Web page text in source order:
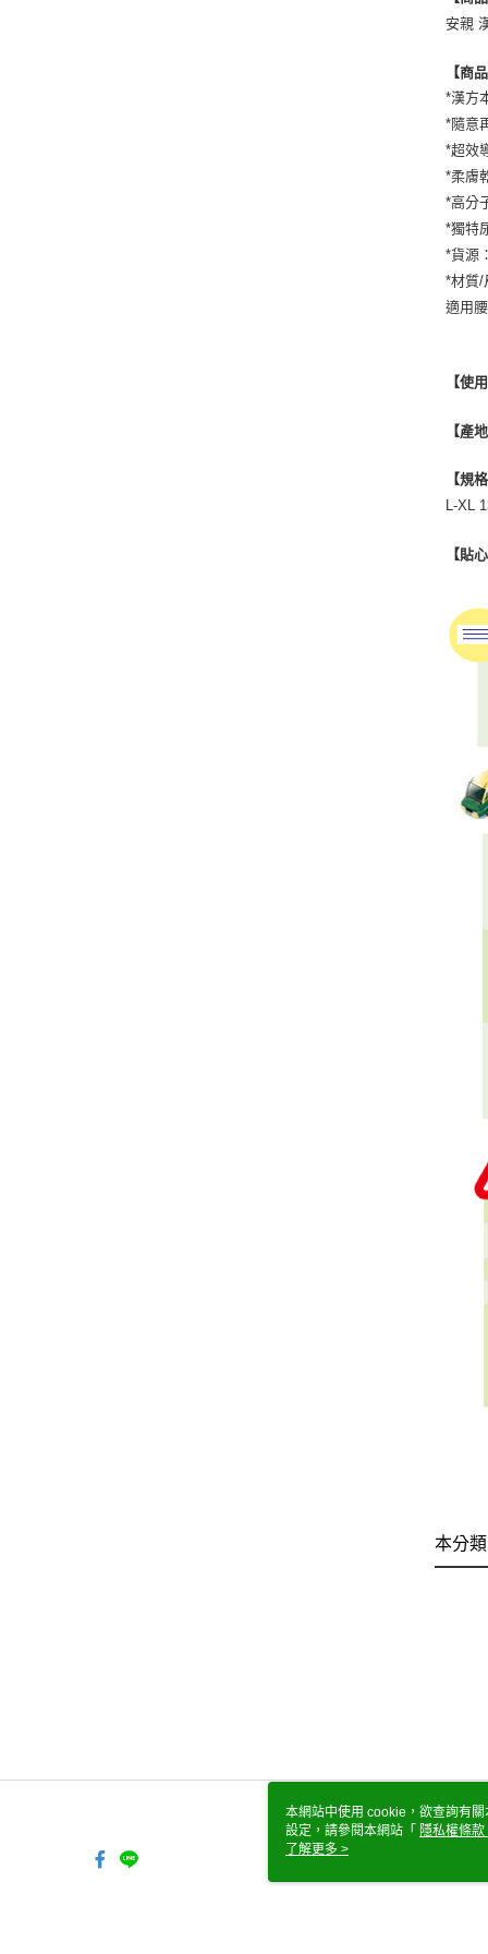
安親
【商
*漢方
*隨意
*超效
*柔膚
*高分
*獨特
*貨源
*材質/
適用
【使
【產
【規
L-XL
【貼
本分
本網站中使用 cookie，欲查詢有
設定，請參閱本網站「 隱私權條款
使用 cookie。
了解更多 >